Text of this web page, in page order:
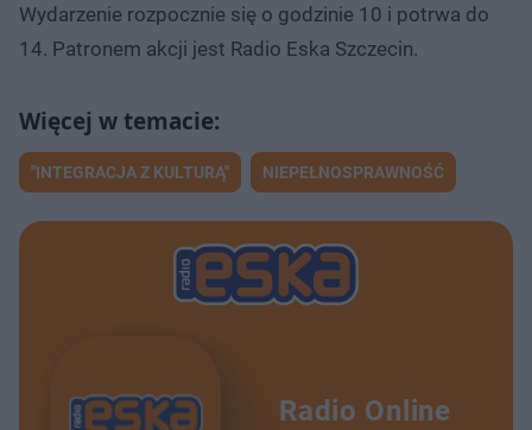
Wydarzenie rozpocznie się o godzinie 10 i potrwa do
14. Patronem akcji jest Radio Eska Szczecin.
"INTEGRACJA Z KULTURĄ" NIEPEŁNOSPRAWNOŚĆ
Radio Online